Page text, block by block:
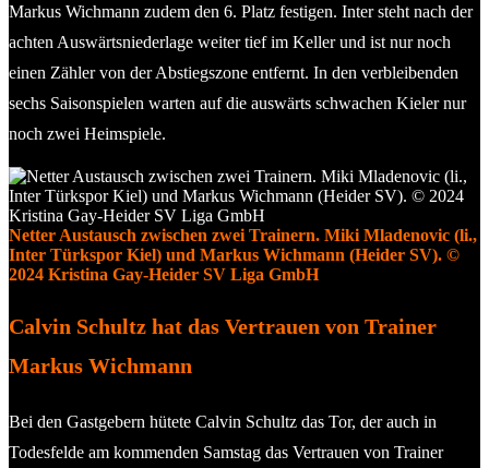
Markus Wichmann zudem den 6. Platz festigen. Inter steht nach der
achten Auswärtsniederlage weiter tief im Keller und ist nur noch
einen Zähler von der Abstiegszone entfernt. In den verbleibenden
sechs Saisonspielen warten auf die auswärts schwachen Kieler nur
noch zwei Heimspiele.
Netter Austausch zwischen zwei Trainern. Miki Mladenovic (li.,
Inter Türkspor Kiel) und Markus Wichmann (Heider SV). ©
2024 Kristina Gay-Heider SV Liga GmbH
Calvin Schultz hat das Vertrauen von Trainer
Markus Wichmann
Bei den Gastgebern hütete Calvin Schultz das Tor, der auch in
Todesfelde am kommenden Samstag das Vertrauen von Trainer